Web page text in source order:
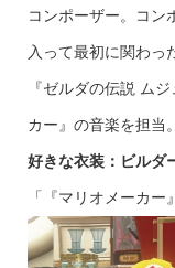
コンポーザー。コン
入って最初に関わっ
『ゼルダの伝説 ム
カー』の音楽を担当。
好きな衣装：ビルダ
「『マリオメーカー